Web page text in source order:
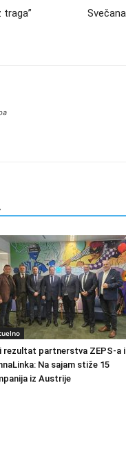
rezultat partnerstva ZEPS-a i
Na sajam stiže 15
iz Austrije